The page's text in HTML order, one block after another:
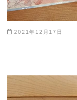
2021年12月17日